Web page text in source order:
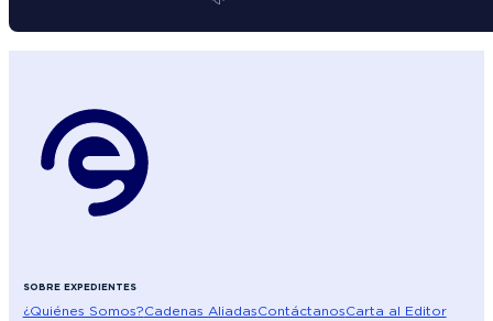
SOBRE EXPEDIENTES
¿Quiénes Somos?Cadenas AliadasContáctanosCarta al Editor